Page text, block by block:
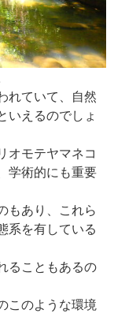
れていて、自然
いえるのでしょ
オモテヤマネコ
学術的にも重要
もあり、これら
系を有している
ることもあるの
このような環境